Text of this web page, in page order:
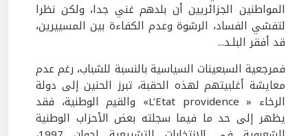
المواطنين الجزائريين أن بلدهم غني جدا، ولكن نظرا
لتفشي الفساد، الرشوة وعدم الكفاءة بين المسييرين،
قد أفقر البلـد...
فمرجعية السبعينات السياسية بالنسبة للشباب، رغم عدم
معايشة أغلبيتهم لهذه الحقبة، تبرز الحنين إلى دولة
الرخاء « L’Etat providence» والقيم الوطنية، فقد
يظهر إلى حد ما فيما سجلته بعض الأحزاب الوطنية